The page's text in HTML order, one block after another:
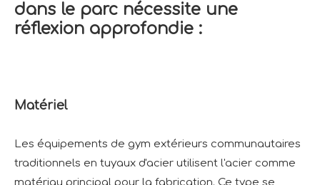
dans le parc nécessite une
réflexion approfondie :
Matériel
Les équipements de gym extérieurs communautaires
traditionnels en tuyaux d'acier utilisent l'acier comme
matériau principal pour la fabrication. Ce type se